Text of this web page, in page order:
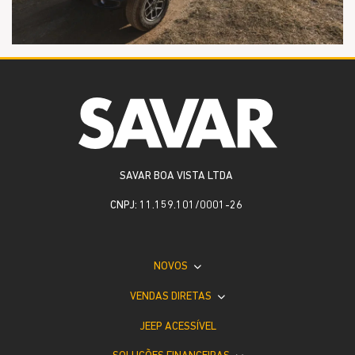
SAVAR BOA VISTA LTDA
CNPJ: 11.159.101/0001-26
NOVOS
VENDAS DIRETAS
JEEP ACESSÍVEL